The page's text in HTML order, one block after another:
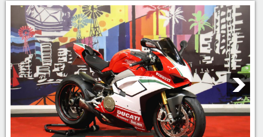
05 46 59 19 28
07 71 24 14 00
07 71 23 70 00
06 81 17 30 67